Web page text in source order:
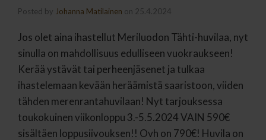
Posted by Johanna Matilainen on 25.4.2024
Jos olet aina ihastellut Meriluodon Tähti-huvilaa, nyt
sinulla on mahdollisuus edulliseen vuokraukseen!
Kerää ystävät tai perheenjäsenet ja tulkaa
ihastelemaan kevään heräämistä saaristoon, viiden
tähden merenrantahuvilaan! Nyt tarjouksessa
toukokuinen viikonloppu 3.-5.5.2024 VAIN 590€
sisältäen loppusiivouksen!! Ovh on 790€! Huvila on